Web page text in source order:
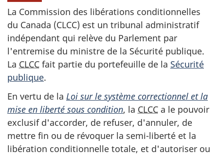
La Commission des libérations conditionnelles
du Canada (CLCC) est un tribunal administratif
indépendant qui relève du Parlement par
l'entremise du ministre de la Sécurité publique.
La CLCC fait partie du portefeuille de la Sécurité
publique.
En vertu de la Loi sur le système correctionnel et la
mise en liberté sous condition, la CLCC a le pouvoir
exclusif d'accorder, de refuser, d'annuler, de
mettre fin ou de révoquer la semi-liberté et la
libération conditionnelle totale, et d'autoriser ou